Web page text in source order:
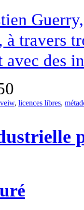
à travers
avec des
, licences libres,